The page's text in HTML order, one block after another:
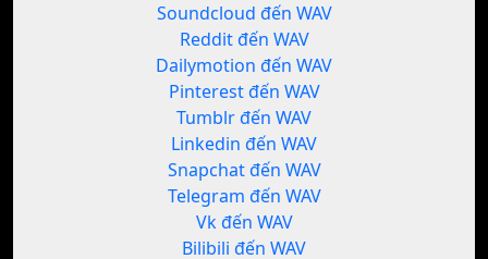
Soundcloud đến WAV
Reddit đến WAV
Dailymotion đến WAV
Pinterest đến WAV
Tumblr đến WAV
Linkedin đến WAV
Snapchat đến WAV
Telegram đến WAV
Vk đến WAV
Bilibili đến WAV